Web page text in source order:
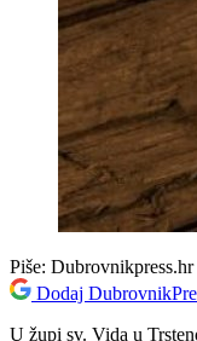
Piše: Dubrovnikpress.hr
Dodaj
U župi sv. Vida u